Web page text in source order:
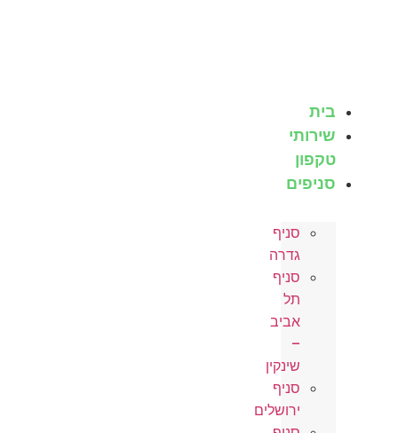
בית
שירותי
טקפון
סניפים
סניף
גדרה
סניף
תל
אביב
–
שינקין
סניף
ירושלים